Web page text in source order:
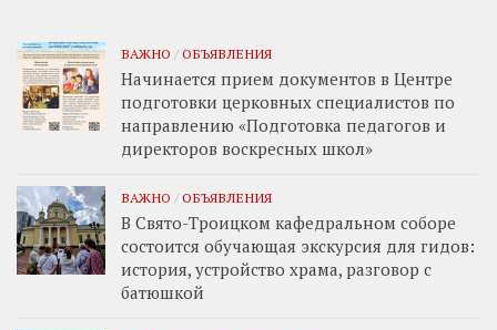
ВАЖНО / ОБЪЯВЛЕНИЯ
Начинается прием документов в Центре
подготовки церковных специалистов по
направлению «Подготовка педагогов и
директоров воскресных школ»
ВАЖНО / ОБЪЯВЛЕНИЯ
В Свято-Троицком кафедральном соборе
состоится обучающая экскурсия для гидов:
история, устройство храма, разговор с
батюшкой